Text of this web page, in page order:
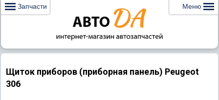
Запчасти Меню
Щиток приборов (приборная панель) Peugeot
306